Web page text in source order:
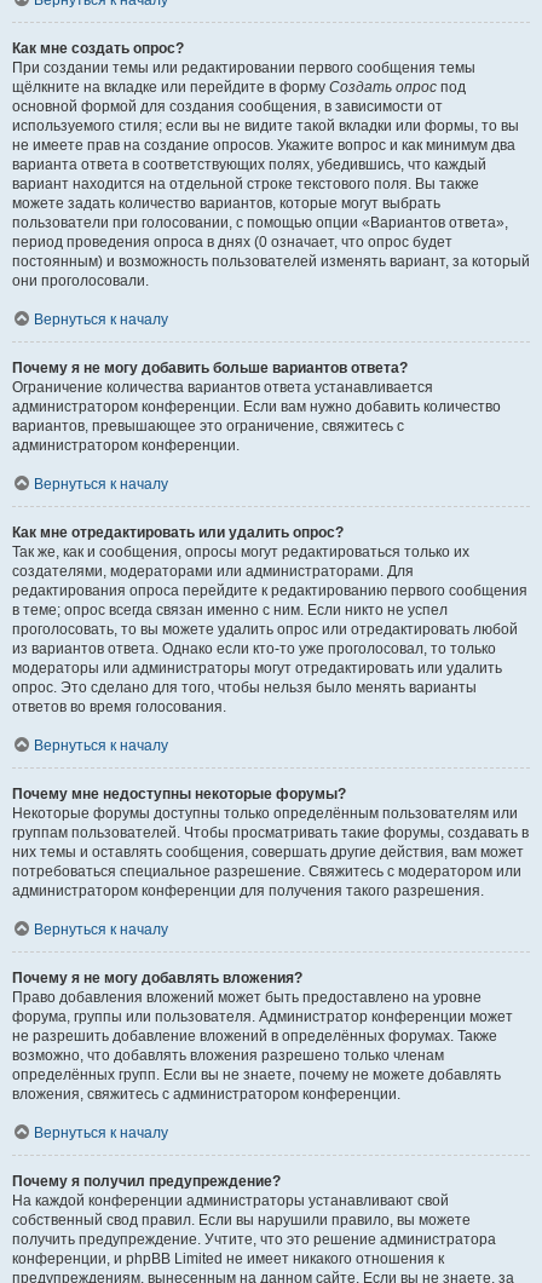
Как мне создать опрос?
При создании темы или редактировании первого сообщения темы
щёлкните на вкладке или перейдите в форму Создать опрос под
основной формой для создания сообщения, в зависимости от
используемого стиля; если вы не видите такой вкладки или формы, то вы
не имеете прав на создание опросов. Укажите вопрос и как минимум два
варианта ответа в соответствующих полях, убедившись, что каждый
вариант находится на отдельной строке текстового поля. Вы также
можете задать количество вариантов, которые могут выбрать
пользователи при голосовании, с помощью опции «Вариантов ответа»,
период проведения опроса в днях (0 означает, что опрос будет
постоянным) и возможность пользователей изменять вариант, за который
они проголосовали.
Вернуться к началу
Почему я не могу добавить больше вариантов ответа?
Ограничение количества вариантов ответа устанавливается
администратором конференции. Если вам нужно добавить количество
вариантов, превышающее это ограничение, свяжитесь с
администратором конференции.
Вернуться к началу
Как мне отредактировать или удалить опрос?
Так же, как и сообщения, опросы могут редактироваться только их
создателями, модераторами или администраторами. Для
редактирования опроса перейдите к редактированию первого сообщения
в теме; опрос всегда связан именно с ним. Если никто не успел
проголосовать, то вы можете удалить опрос или отредактировать любой
из вариантов ответа. Однако если кто-то уже проголосовал, то только
модераторы или администраторы могут отредактировать или удалить
опрос. Это сделано для того, чтобы нельзя было менять варианты
ответов во время голосования.
Вернуться к началу
Почему мне недоступны некоторые форумы?
Некоторые форумы доступны только определённым пользователям или
группам пользователей. Чтобы просматривать такие форумы, создавать в
них темы и оставлять сообщения, совершать другие действия, вам может
потребоваться специальное разрешение. Свяжитесь с модератором или
администратором конференции для получения такого разрешения.
Вернуться к началу
Почему я не могу добавлять вложения?
Право добавления вложений может быть предоставлено на уровне
форума, группы или пользователя. Администратор конференции может
не разрешить добавление вложений в определённых форумах. Также
возможно, что добавлять вложения разрешено только членам
определённых групп. Если вы не знаете, почему не можете добавлять
вложения, свяжитесь с администратором конференции.
Вернуться к началу
Почему я получил предупреждение?
На каждой конференции администраторы устанавливают свой
собственный свод правил. Если вы нарушили правило, вы можете
получить предупреждение. Учтите, что это решение администратора
конференции, и phpBB Limited не имеет никакого отношения к
предупреждениям, вынесенным на данном сайте. Если вы не знаете, за